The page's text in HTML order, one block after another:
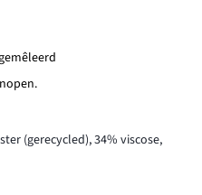
(gerecycled), 34% viscose,